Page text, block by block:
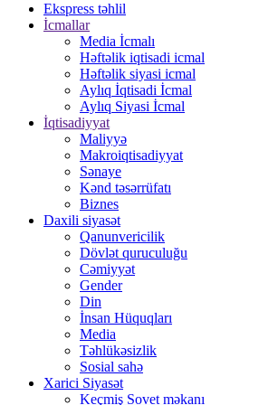
Ekspress təhlil
İcmallar
Media İcmalı
Həftəlik iqtisadi icmal
Həftəlik siyasi icmal
Aylıq İqtisadi İcmal
Aylıq Siyasi İcmal
İqtisadiyyat
Maliyyə
Makroiqtisadiyyat
Sənaye
Kənd təsərrüfatı
Biznes
Daxili siyasət
Qanunvericilik
Dövlət quruculuğu
Cəmiyyət
Gender
Din
İnsan Hüquqları
Media
Təhlükəsizlik
Sosial sahə
Xarici Siyasət
Keçmiş Sovet məkanı